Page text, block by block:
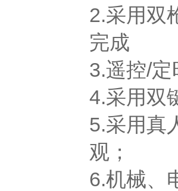
2.采用双
完成
3.遥控/
4.采用双
5.采用真
观；
6.机械、